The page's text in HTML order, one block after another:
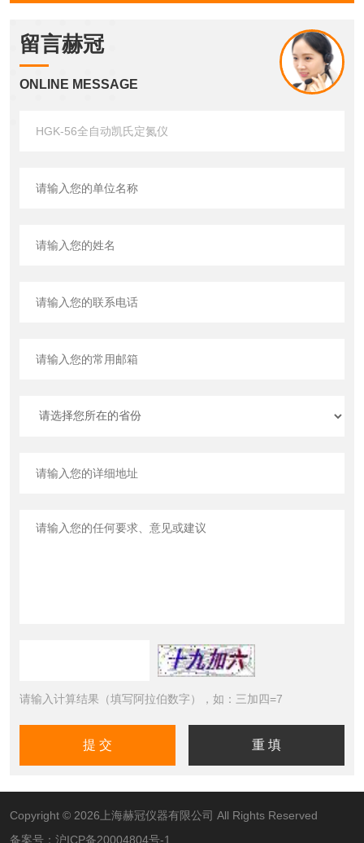
留言赫冠
ONLINE MESSAGE
请输入计算结果（填写阿拉伯数字），如：三加四=7
Copyright © 2026上海赫冠仪器有限公司 All Rights Reserved
备案号： 沪ICP备20004804号-1